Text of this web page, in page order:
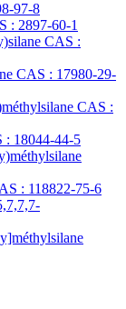
97-8
: 2897-60-1
CAS :
CAS : 17980-29-
CAS :
: 18044-44-5
: 118822-75-6